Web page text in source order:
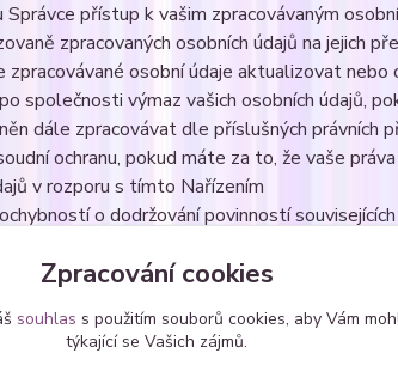
Správce přístup k vašim zpracovávaným
zpracovaných osobních údajů na jejich
zpracovávané osobní údaje aktualizovat
společnosti výmaz vašich osobních údajů,
dále zpracovávat dle příslušných právních
ochranu, pokud máte za to, že vaše
v rozporu s tímto Nařízením
o dodržování povinností
Zpracování cookies
souhlas s použitím souborů cookies, aby Vám
týkající se Vašich zájmů.